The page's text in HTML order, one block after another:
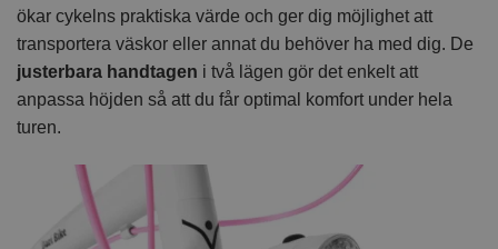
ökar cykelns praktiska värde och ger dig möjlighet att
transportera väskor eller annat du behöver ha med dig. De
justerbara handtagen i två lägen gör det enkelt att
anpassa höjden så att du får optimal komfort under hela
turen.